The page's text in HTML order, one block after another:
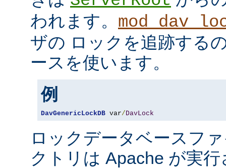
われます。
ザの ロックを追跡する
ースを使います。
例
DavGenericLockDB var/ DavLock
ロックデータベースフ
クトリは Apache が実